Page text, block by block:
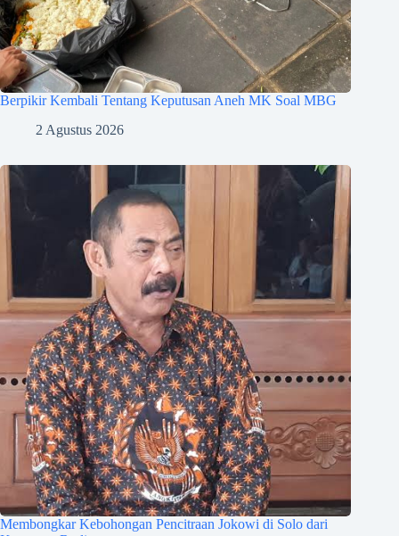
Berpikir Kembali Tentang Keputusan Aneh MK Soal MBG
2 Agustus 2026
Membongkar Kebohongan Pencitraan Jokowi di Solo dari